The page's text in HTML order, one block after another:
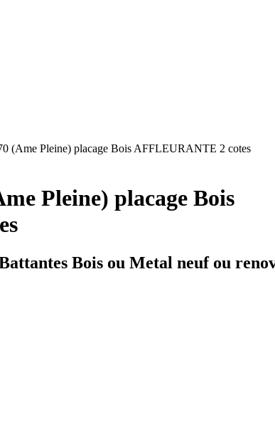
(Ame Pleine) placage Bois AFFLEURANTE 2 cotes
Pleine) placage Bois
Bois ou Metal neuf ou